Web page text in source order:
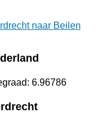
naar Beilen
6.96786